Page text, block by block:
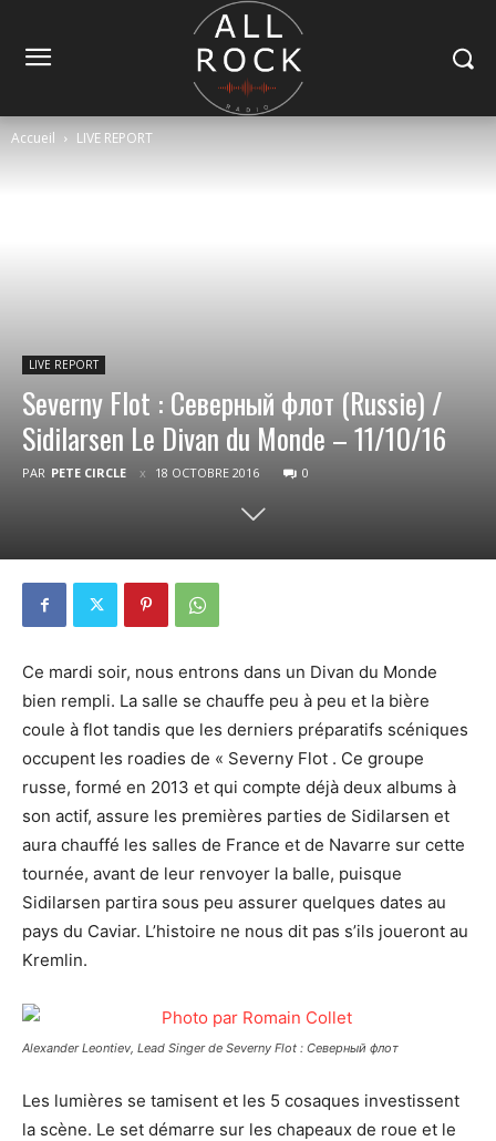
Accueil LIVE REPORT
LIVE REPORT
Severny Flot : Северный флот (Russie) /
Sidilarsen Le Divan du Monde – 11/10/16
PAR PETE CIRCLE 18 OCTOBRE 2016 0
Ce mardi soir, nous entrons dans un Divan du Monde
bien rempli. La salle se chauffe peu à peu et la bière
coule à flot tandis que les derniers préparatifs scéniques
occupent les roadies de « Severny Flot . Ce groupe
russe, formé en 2013 et qui compte déjà deux albums à
son actif, assure les premières parties de Sidilarsen et
aura chauffé les salles de France et de Navarre sur cette
tournée, avant de leur renvoyer la balle, puisque
Sidilarsen partira sous peu assurer quelques dates au
pays du Caviar. L’histoire ne nous dit pas s’ils joueront au
Kremlin.
Alexander Leontiev, Lead Singer de Severny Flot : Северный флот
Les lumières se tamisent et les 5 cosaques investissent
la scène. Le set démarre sur les chapeaux de roue et le